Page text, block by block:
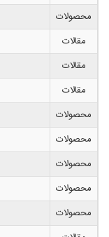
محصولات
مقالات
مقالات
مقالات
محصولات
محصولات
محصولات
محصولات
محصولات